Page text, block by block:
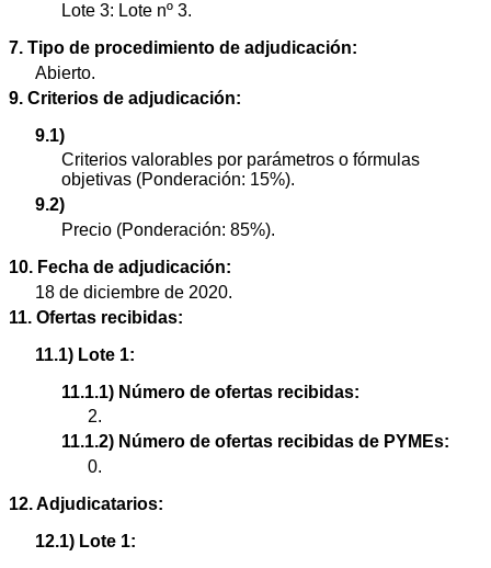
Lote 3: Lote nº 3.
7. Tipo de procedimiento de adjudicación:
Abierto.
9. Criterios de adjudicación:
9.1)
Criterios valorables por parámetros o fórmulas
objetivas (Ponderación: 15%).
9.2)
Precio (Ponderación: 85%).
10. Fecha de adjudicación:
18 de diciembre de 2020.
11. Ofertas recibidas:
11.1) Lote 1:
11.1.1) Número de ofertas recibidas:
2.
11.1.2) Número de ofertas recibidas de PYMEs:
0.
12. Adjudicatarios:
12.1) Lote 1: